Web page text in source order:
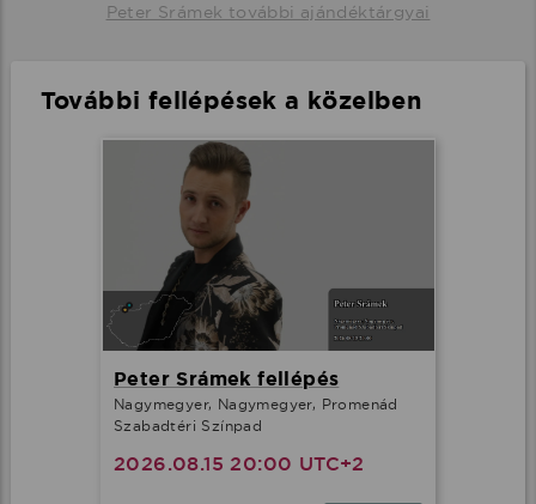
Peter Srámek további ajándéktárgyai
További fellépések a közelben
Peter Srámek fellépés
Nagymegyer, Nagymegyer, Promenád
Szabadtéri Színpad
2026.08.15 20:00 UTC+2